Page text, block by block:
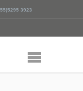
3923